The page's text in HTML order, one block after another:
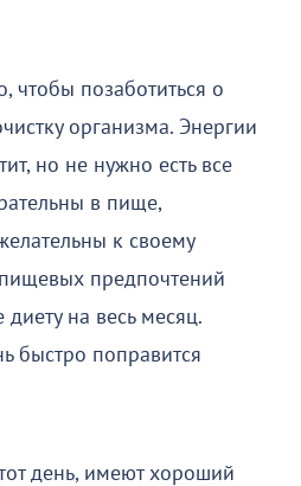
чтобы позаботиться о
организма. Энергии
но не нужно есть все
в пище,
к своему
предпочтений
на весь месяц.
быстро поправится
день, имеют хороший